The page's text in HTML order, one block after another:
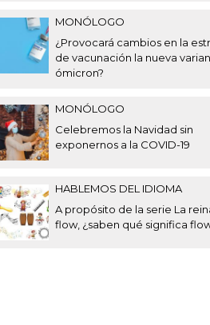
MONÓLOGO
¿Provocará cambios en la
de vacunación la nueva
ómicron?
MONÓLOGO
Celebremos la Navidad sin
exponernos a la COVID-19
HABLEMOS DEL IDIOMA
A propósito de la serie La
flow, ¿saben qué significa